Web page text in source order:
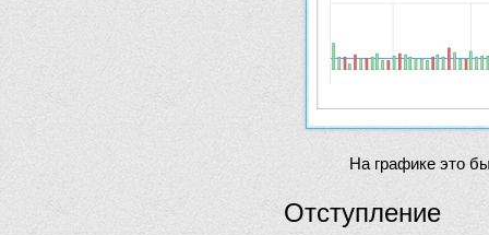
На графике это
Отступление